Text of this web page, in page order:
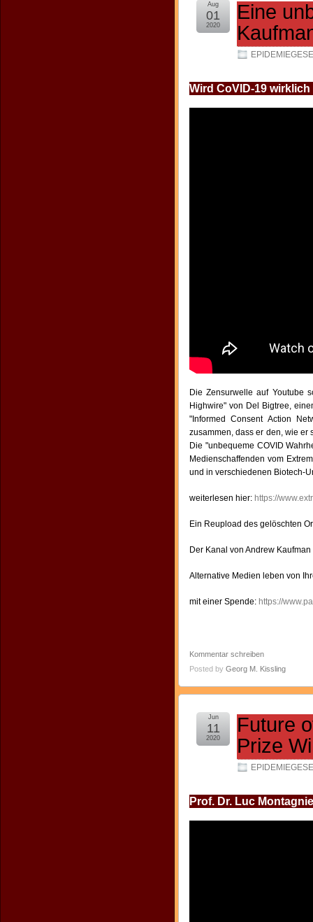
Eine
Aug
01
2020
Wird CoVID-19
Die Zensurwelle auf Youtube
Highwire" von Del Bigtree,
"Informed Consent Action
zusammen, dass er den, wie er
Die "unbequeme COVID
Medienschaffenden vom
und in verschiedenen Biotech-
weiterlesen hier: https://
Ein Reupload des gelöschten
Der Kanal von Andrew
Alternative Medien leben von
mit einer Spende: https://
Kommentar schreiben
Posted by Georg M. Kissling
Future
Prize
Jun
11
2020
Prof. Dr. Luc